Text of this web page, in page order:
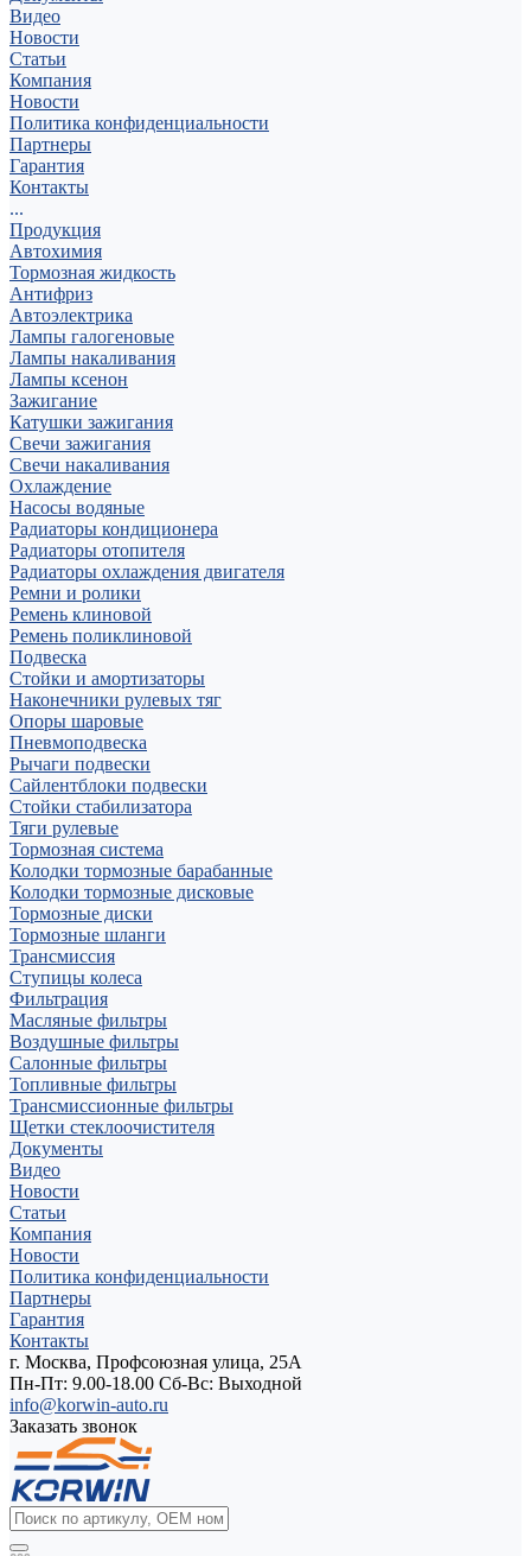
Видео
Новости
Статьи
Компания
Новости
Политика конфиденциальности
Партнеры
Гарантия
Контакты
...
Продукция
Автохимия
Тормозная жидкость
Антифриз
Автоэлектрика
Лампы галогеновые
Лампы накаливания
Лампы ксенон
Зажигание
Катушки зажигания
Свечи зажигания
Свечи накаливания
Охлаждение
Насосы водяные
Радиаторы кондиционера
Радиаторы отопителя
Радиаторы охлаждения двигателя
Ремни и ролики
Ремень клиновой
Ремень поликлиновой
Подвеска
Стойки и амортизаторы
Наконечники рулевых тяг
Опоры шаровые
Пневмоподвеска
Рычаги подвески
Сайлентблоки подвески
Стойки стабилизатора
Тяги рулевые
Тормозная система
Колодки тормозные барабанные
Колодки тормозные дисковые
Тормозные диски
Тормозные шланги
Трансмиссия
Ступицы колеса
Фильтрация
Масляные фильтры
Воздушные фильтры
Салонные фильтры
Топливные фильтры
Трансмиссионные фильтры
Щетки стеклоочистителя
Документы
Видео
Новости
Статьи
Компания
Новости
Политика конфиденциальности
Партнеры
Гарантия
Контакты
г. Москва, Профсоюзная улица, 25А
Пн-Пт: 9.00-18.00 Cб-Вс: Выходной
info@korwin-auto.ru
Заказать звонок